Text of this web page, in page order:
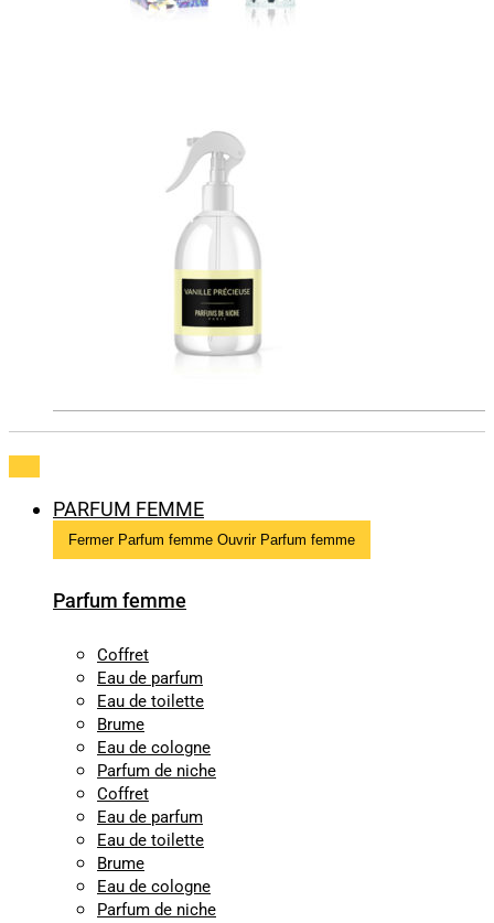
PARFUM FEMME
Fermer Parfum femme Ouvrir Parfum femme
Parfum femme
Coffret
Eau de parfum
Eau de toilette
Brume
Eau de cologne
Parfum de niche
Coffret
Eau de parfum
Eau de toilette
Brume
Eau de cologne
Parfum de niche